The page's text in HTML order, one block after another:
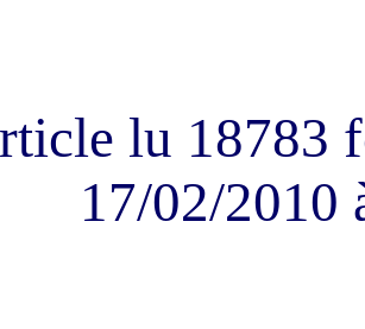
lu 18783
17/02/2010